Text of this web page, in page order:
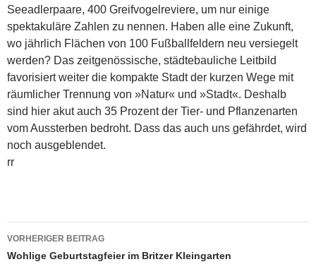
Seeadlerpaare, 400 Greifvogelreviere, um nur einige
spektakuläre Zahlen zu nennen. Haben alle eine Zukunft,
wo jährlich Flächen von 100 Fußballfeldern neu versiegelt
werden? Das zeitgenössische, städtebauliche Leitbild
favorisiert weiter die kompakte Stadt der kurzen Wege mit
räumlicher Trennung von »Natur« und »Stadt«. Deshalb
sind hier akut auch 35 Prozent der Tier- und Pflanzenarten
vom Aussterben bedroht. Dass das auch uns gefährdet, wird
noch ausgeblendet.
rr
Beitragsnavigation
VORHERIGER BEITRAG
Wohlige Geburtstagfeier im Britzer Kleingarten